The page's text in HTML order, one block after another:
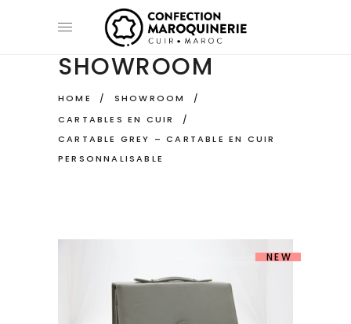
SHOWROOM
HOME / SHOWROOM
/
CARTABLES EN CUIR
/
CARTABLE GREY – CARTABLE EN CUIR
PERSONNALISABLE
NEW